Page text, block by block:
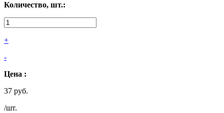
Количество, шт.:
+
-
Цена :
37 руб.
/шт.